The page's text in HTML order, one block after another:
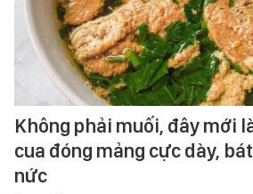
Không phải muối, đây mới
cua đóng mảng cực dày,
nức